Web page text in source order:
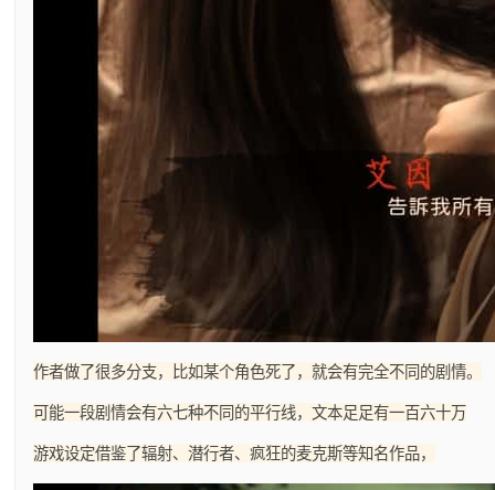
作者做了很多分支，比如某个角色死了，就会有完全不同的剧情。
可能一段剧情会有六七种不同的平行线，文本足足有一百六十万
游戏设定借鉴了辐射、潜行者、疯狂的麦克斯等知名作品，